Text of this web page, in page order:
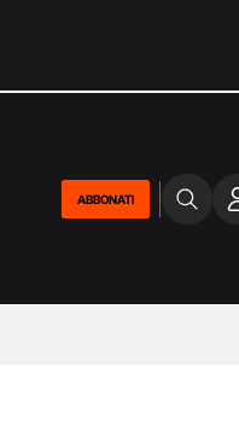
ABBONATI